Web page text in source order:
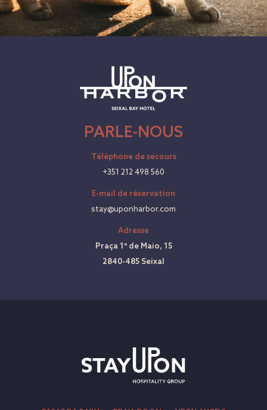
PARLE-NOUS
Téléphone de secours
+351 212 498 560
E-mail de réservation
stay@uponharbor.com
Adresse
Praça 1º de Maio, 15
2840-485 Seixal